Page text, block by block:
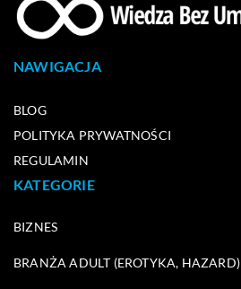
NAWIGACJA
BLOG
POLITYKA PRYWATNOŚCI
REGULAMIN
KATEGORIE
BIZNES
BRANŻA ADULT (EROTYKA, HAZARD)